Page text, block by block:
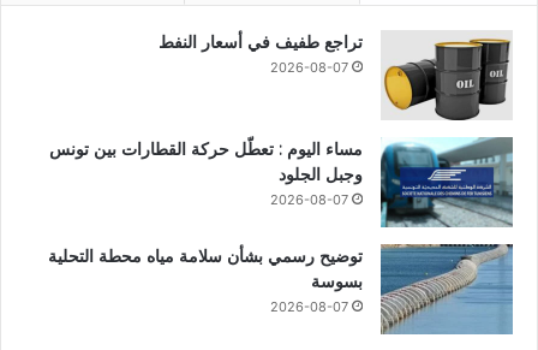
تراجع طفيف في أسعار النفط
2026-08-07
مساء اليوم : تعطّل حركة القطارات بين تونس
وجبل الجلود
2026-08-07
توضيح رسمي بشأن سلامة مياه محطة التحلية
بسوسة
2026-08-07